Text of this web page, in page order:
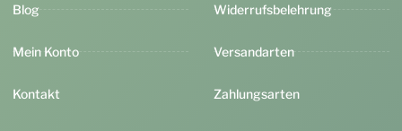
Blog
Mein Konto
Kontakt
Widerrufsbelehrung
Versandarten
Zahlungsarten